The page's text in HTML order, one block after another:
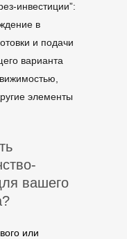
инвестиции”:
в
и подачи
варианта
элементы
вашего
или